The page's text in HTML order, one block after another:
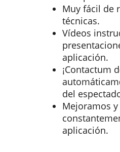
Muy fácil de
técnicas.
Vídeos
aplicación.
¡Contactum
del
Mejoramos
aplicación.